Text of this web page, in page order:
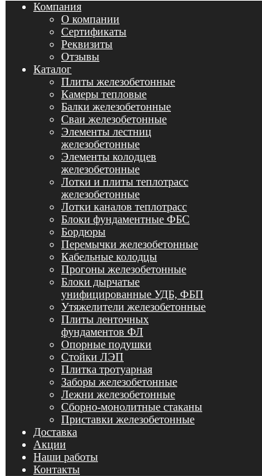
Компания
О компании
Сертификаты
Реквизиты
Отзывы
Каталог
Плиты железобетонные
Камеры тепловые
Балки железобетонные
Сваи железобетонные
Элементы лестниц
железобетонные
Элементы колодцев
железобетонные
Лотки и плиты теплотрасс
железобетонные
Лотки каналов теплотрасс
Блоки фундаментные ФБС
Бордюры
Перемычки железобетонные
Кабельные колодцы
Прогоны железобетонные
Блоки дырчатые
унифицированные УДБ, ФБП
Утяжелители железобетонные
Плиты ленточных
фундаментов ФЛ
Опорные подушки
Стойки ЛЭП
Плитка тротуарная
Заборы железобетонные
Лежни железобетонные
Сборно-монолитные стаканы
Приставки железобетонные
Доставка
Акции
Наши работы
Контакты